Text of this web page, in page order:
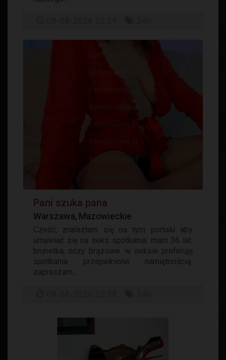
Pani szuka pana
Warszawa, Mazowieckie
Cześć, znalazłam się na tym portalu aby
umawiać się na seks spotkania. mam 36 lat.
brunetka, oczy brązowe. w seksie preferuję
spotkania przepełnione namiętnością.
zapraszam...